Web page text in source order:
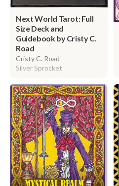
Next World Tarot: Full
Size Deck and
Guidebook by Cristy C.
Road
Cristy C. Road
Silver Sprocket